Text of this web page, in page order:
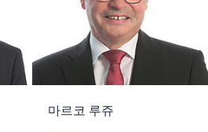
마르코 루쥬